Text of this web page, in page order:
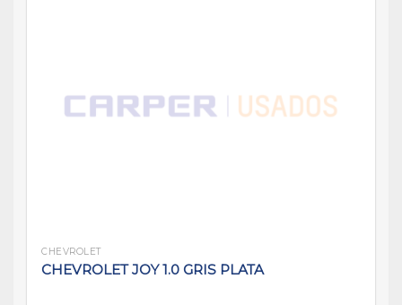
CHEVROLET
CHEVROLET JOY 1.0 GRIS PLATA